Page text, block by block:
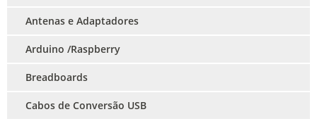
Antenas e Adaptadores
Arduino /Raspberry
Breadboards
Cabos de Conversão USB